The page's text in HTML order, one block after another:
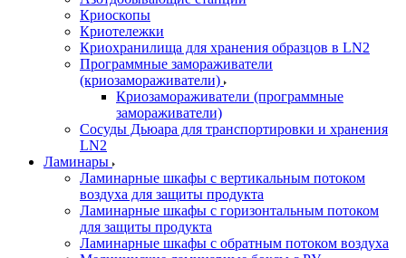
Криоскопы
Криотележки
Криохранилища для хранения образцов в LN2
Программные замораживатели
(криозамораживатели)
Криозамораживатели (программные
замораживатели)
Сосуды Дьюара для транспортировки и хранения
LN2
Ламинары
Ламинарные шкафы с вертикальным потоком
воздуха для защиты продукта
Ламинарные шкафы с горизонтальным потоком
для защиты продукта
Ламинарные шкафы с обратным потоком воздуха